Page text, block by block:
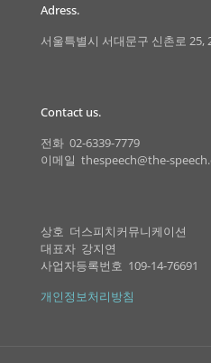
Adress.
서울특별시 서대문구 신촌로 25,
Contact us.
전화 02-6339-7779
이메일 thespeech@the-
상호 더스피치커뮤니케이션
대표자 강지연
사업자등록번호 109-14-76691
개인정보처리방침